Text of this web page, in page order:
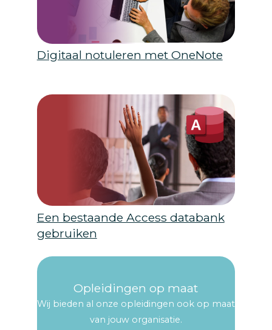
Digitaal notuleren met OneNote
Een bestaande Access databank
gebruiken
Opleidingen op maat
Wij bieden al onze opleidingen ook op maat
van jouw organisatie.